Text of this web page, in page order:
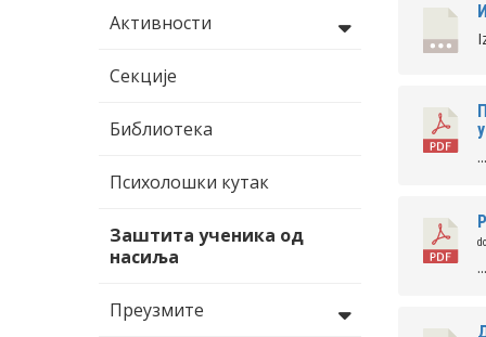
Активности
Секције
Библиотека
Психолошки кутак
Заштита ученика од
насиља
Преузмите
...
...